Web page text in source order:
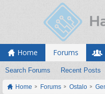
Home Forums
Search Forums Recent Posts
Home Forums Ostalo